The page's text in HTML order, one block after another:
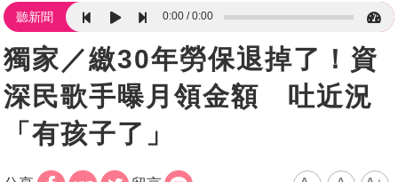
聽新聞 0:00 0:00
獨家／繳30年勞保退掉了！資
深民歌手曝月領金額 吐近況
「有孩子了」